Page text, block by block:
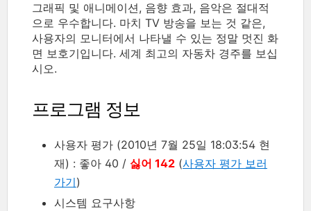
그래픽 및 애니메이션, 음향 효과, 음악은 절대적
으로 우수합니다. 마치 TV 방송을 보는 것 같은,
사용자의 모니터에서 나타낼 수 있는 정말 멋진 화
면 보호기입니다. 세계 최고의 자동차 경주를 보십
시오.
프로그램 정보
사용자 평가 (2010년 7월 25일 18:03:54 현
재) : 좋아 40 / 싫어 142 (사용자 평가 보러
가기)
시스템 요구사항